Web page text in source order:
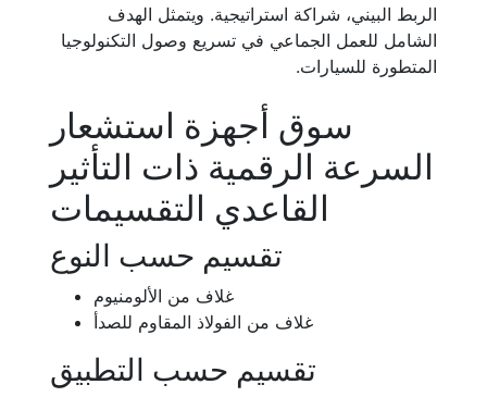
الربط البيني، شراكة استراتيجية. ويتمثل الهدف
الشامل للعمل الجماعي في تسريع وصول التكنولوجيا
المتطورة للسيارات.
سوق أجهزة استشعار
السرعة الرقمية ذات التأثير
القاعدي التقسيمات
تقسيم حسب النوع
غلاف من الألومنيوم
غلاف من الفولاذ المقاوم للصدأ
تقسيم حسب التطبيق